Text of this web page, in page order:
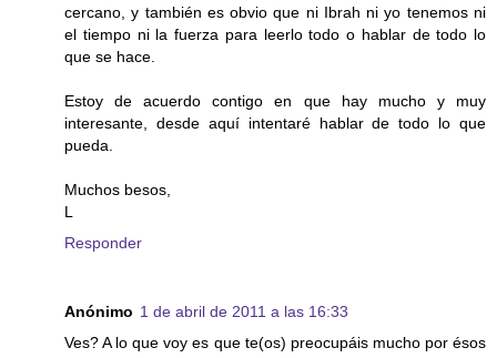
cercano, y también es obvio que ni Ibrah ni yo tenemos ni
el tiempo ni la fuerza para leerlo todo o hablar de todo lo
que se hace.
Estoy de acuerdo contigo en que hay mucho y muy
interesante, desde aquí intentaré hablar de todo lo que
pueda.
Muchos besos,
L
Responder
Anónimo 1 de abril de 2011 a las 16:33
Ves? A lo que voy es que te(os) preocupáis mucho por ésos